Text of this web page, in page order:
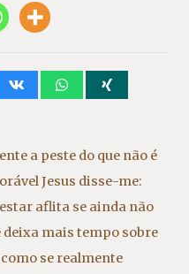
a peste do que não é
Jesus disse-me:
aflita se ainda não
deixa mais tempo sobre
como se realmente